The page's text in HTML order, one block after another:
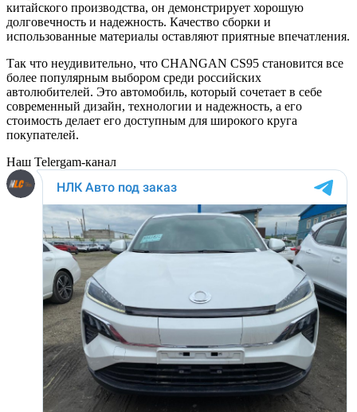
китайского производства, он демонстрирует хорошую
долговечность и надежность. Качество сборки и
использованные материалы оставляют приятные впечатления.
Так что неудивительно, что CHANGAN CS95 становится все
более популярным выбором среди российских
автолюбителей. Это автомобиль, который сочетает в себе
современный дизайн, технологии и надежность, а его
стоимость делает его доступным для широкого круга
покупателей.
Наш Telergam-канал